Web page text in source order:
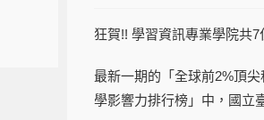
狂賀!! 學習資訊專業學院共7
最新一期的「全球前2%頂
學影響力排行榜」中，國立